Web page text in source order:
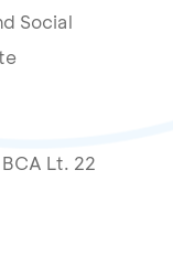
Social
Lt. 22